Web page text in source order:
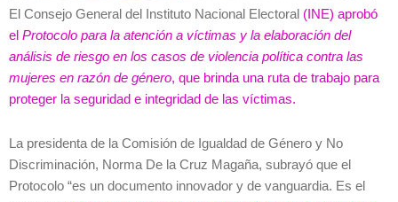
El Consejo General del Instituto Nacional Electoral (INE) aprobó
el Protocolo para la atención a víctimas y la elaboración del
análisis de riesgo en los casos de violencia política contra las
mujeres en razón de género, que brinda una ruta de trabajo para
proteger la seguridad e integridad de las víctimas.
La presidenta de la Comisión de Igualdad de Género y No
Discriminación, Norma De la Cruz Magaña, subrayó que el
Protocolo “es un documento innovador y de vanguardia. Es el